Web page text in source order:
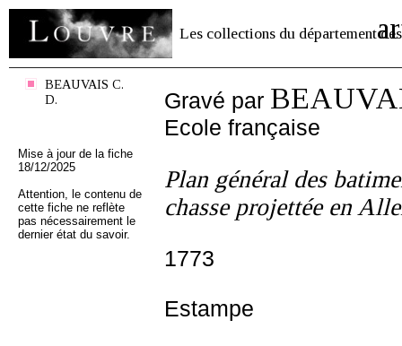
Les collections du département des
BEAUVAIS C.
D.
Mise à jour de la fiche
18/12/2025
Attention, le contenu de
cette fiche ne reflète
pas nécessairement le
dernier état du savoir.
Gravé par
Ecole française
Plan général des
chasse projettée en
1773
Estampe